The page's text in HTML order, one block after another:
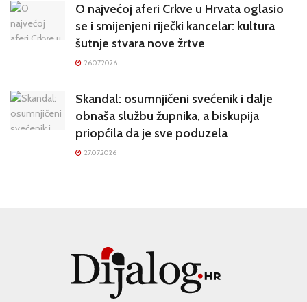
O najvećoj aferi Crkve u Hrvata oglasio
se i smijenjeni riječki kancelar: kultura
šutnje stvara nove žrtve
26.07.2026
Skandal: osumnjičeni svećenik i dalje
obnaša službu župnika, a biskupija
priopćila da je sve poduzela
27.07.2026